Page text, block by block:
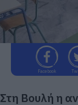
Facebook
Στη Βουλή η